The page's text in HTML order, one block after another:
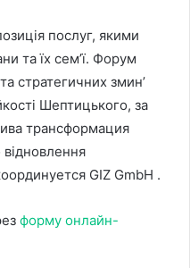
послуг, якими
та їх сем’ї. Форум
стратегичних змин’
Шептицького, за
трансформация
GIZ GmbH .
форму онлайн-